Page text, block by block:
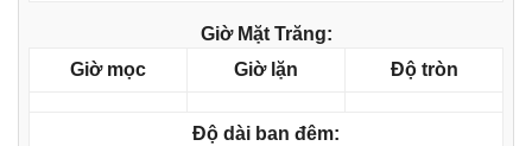
Giờ Mặt Trăng:
Giờ mọc
Giờ lặn Độ tròn
Độ dài ban đêm: